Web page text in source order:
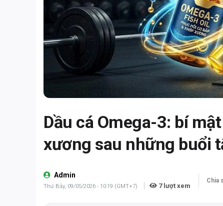
Dầu cá Omega-3: bí
xương sau những buổi
Admin
Thứ Bảy, 09/05/2026 - 10:19 (GMT+7) 7lượt xem
Chia